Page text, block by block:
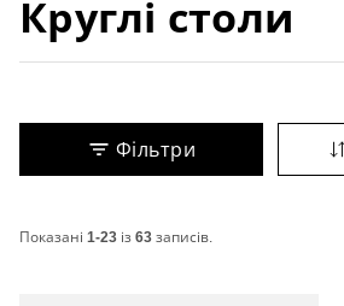
Круглі столи
Фільтри
Показані 1-23 із63записів.